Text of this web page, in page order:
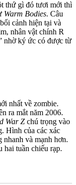
thứ gì đó tươi mới thì
Warm Bodies. Câu
cảnh hiện tại và
nhân vật chính R
nhờ ký ức có được từ
nhất về zombie.
ra mắt năm 2006.
War Z chú trọng vào
Hình của các xác
nhanh và mạnh hơn.
hai tuần chiếu rạp.